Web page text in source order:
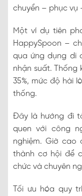
chuyển – phục vụ
Một ví dụ tiên
HappySpoon –
qua ứng dụng di
nhận suất. Thống
35%, mức độ hài
thống.
Đây là hướng đi
quen với công
nghiệm. Giờ cao
thành cơ hội để
chức và chuyên
Tối ưu hóa quy